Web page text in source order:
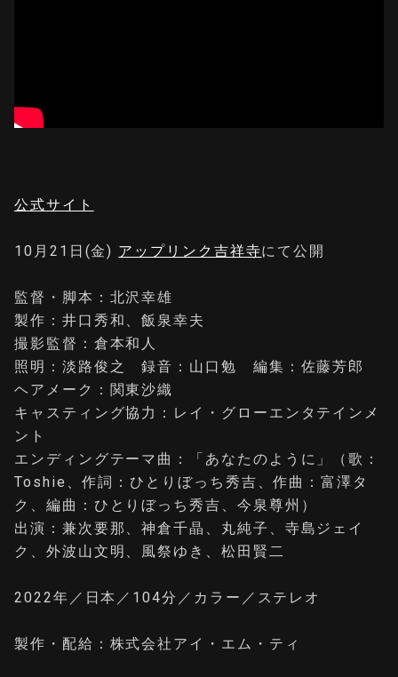
公式サイト
10⽉21⽇(金) アップリンク吉祥寺にて公開
監督・脚本：北沢幸雄
製作：井口秀和、飯泉幸夫
撮影監督：倉本和人
照明：淡路俊之 録音：山口勉 編集：佐藤芳郎
ヘアメーク：関東沙織
キャスティング協力：レイ・グローエンタテインメ
ント
エンディングテーマ曲：「あなたのように」（歌：
Toshie、作詞：ひとりぼっち秀吉、作曲：富澤タ
ク、編曲：ひとりぼっち秀吉、今泉尊州）
出演：兼次要那、神倉千晶、丸純子、寺島ジェイ
ク、外波山文明、風祭ゆき、松田賢二
2022年／日本／104分／カラー／ステレオ
製作・配給：株式会社アイ・エム・ティ